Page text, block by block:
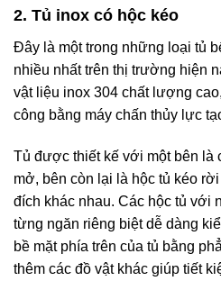
2. Tủ inox có hộc kéo
Đây là một trong những loại tủ
nhiều nhất trên thị trường hiện
vật liệu inox 304 chất lượng
công bằng máy chấn thủy lực
Tủ được thiết kế với một bên là
mở, bên còn lại là hộc tủ kéo
đích khác nhau. Các hộc tủ với
từng ngăn riêng biệt dễ dàng
bề mặt phía trên của tủ bằng
thêm các đồ vật khác giúp tiết